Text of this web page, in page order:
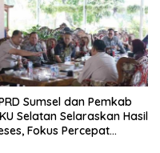
Sumsel dan Pemkab
Selatan Selaraskan Hasil
Fokus Percepat